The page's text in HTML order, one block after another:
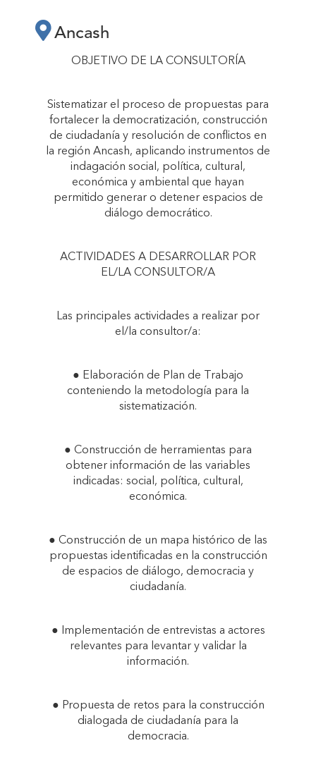
DEMOCRATIZACIÓN
Y CONSTRUCCIÓN
DE CIUDADANÍA
EN LA REGIÓN
ANCASH DE LOS
ÚLTIMOS 15
AÑOS"
Ancash
OBJETIVO DE LA CONSULTORÍA
Sistematizar el proceso de propuestas para
fortalecer la democratización, construcción
de ciudadanía y resolución de conflictos en
la región Ancash, aplicando instrumentos de
indagación social, política, cultural,
económica y ambiental que hayan
permitido generar o detener espacios de
diálogo democrático.
ACTIVIDADES A DESARROLLAR POR
EL/LA CONSULTOR/A
Las principales actividades a realizar por
el/la consultor/a:
● Elaboración de Plan de Trabajo
conteniendo la metodología para la
sistematización.
● Construcción de herramientas para
obtener información de las variables
indicadas: social, política, cultural,
económica.
● Construcción de un mapa histórico de las
propuestas identificadas en la construcción
de espacios de diálogo, democracia y
ciudadanía.
● Implementación de entrevistas a actores
relevantes para levantar y validar la
información.
● Propuesta de retos para la construcción
dialogada de ciudadanía para la
democracia.